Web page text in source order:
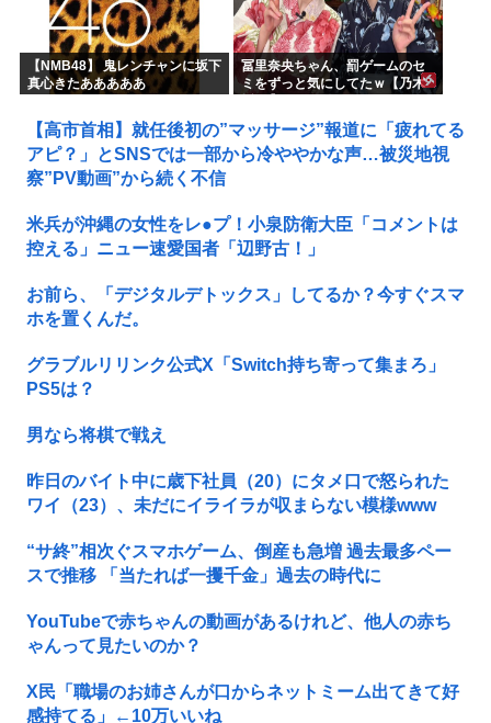
【NMB48】 鬼レンチャンに坂下
真心きたあああああ
冨里奈央ちゃん、罰ゲームのセ
ミをずっと気にしてたｗ【乃木
【高市首相】就任後初の”マッサージ”報道に「疲れてる
アピ？」とSNSでは一部から冷ややかな声…被災地視
察”PV動画”から続く不信
米兵が沖縄の女性をレ●プ！小泉防衛大臣「コメントは
控える」ニュー速愛国者「辺野古！」
お前ら、「デジタルデトックス」してるか？今すぐスマ
ホを置くんだ。
グラブルリリンク公式X「Switch持ち寄って集まろ」
PS5は？
男なら将棋で戦え
昨日のバイト中に歳下社員（20）にタメ口で怒られた
ワイ（23）、未だにイライラが収まらない模様www
“サ終”相次ぐスマホゲーム、倒産も急増 過去最多ペー
スで推移 「当たれば一攫千金」過去の時代に
YouTubeで赤ちゃんの動画があるけれど、他人の赤ち
ゃんって見たいのか？
X民「職場のお姉さんが口からネットミーム出てきて好
感持てる」←10万いいね